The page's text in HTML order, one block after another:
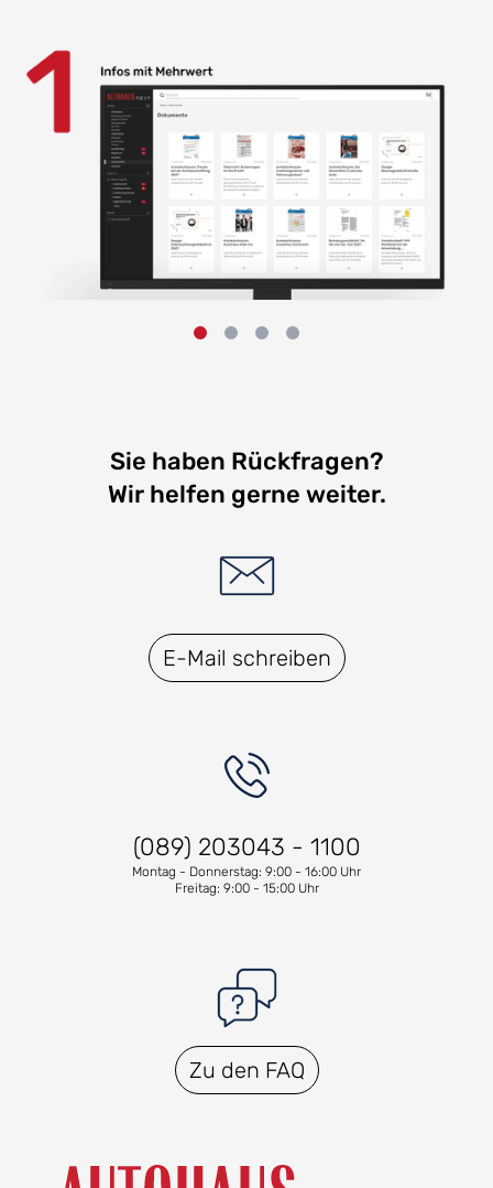
Sie haben Rückfragen?
Wir helfen gerne weiter.
E-Mail schreiben
(089) 203043 - 1100
Montag - Donnerstag: 9:00 - 16:00 Uhr
Freitag: 9:00 - 15:00 Uhr
Zu den FAQ